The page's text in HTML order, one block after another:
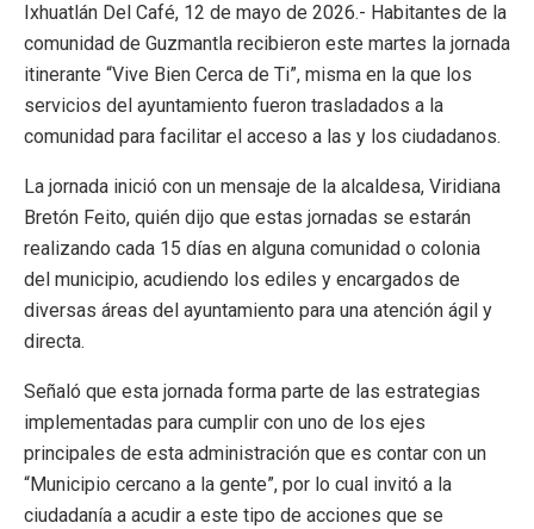
Ixhuatlán Del Café, 12 de mayo de 2026.- Habitantes de la
comunidad de Guzmantla recibieron este martes la jornada
itinerante “Vive Bien Cerca de Ti”, misma en la que los
servicios del ayuntamiento fueron trasladados a la
comunidad para facilitar el acceso a las y los ciudadanos.
La jornada inició con un mensaje de la alcaldesa, Viridiana
Bretón Feito, quién dijo que estas jornadas se estarán
realizando cada 15 días en alguna comunidad o colonia
del municipio, acudiendo los ediles y encargados de
diversas áreas del ayuntamiento para una atención ágil y
directa.
Señaló que esta jornada forma parte de las estrategias
implementadas para cumplir con uno de los ejes
principales de esta administración que es contar con un
“Municipio cercano a la gente”, por lo cual invitó a la
ciudadanía a acudir a este tipo de acciones que se